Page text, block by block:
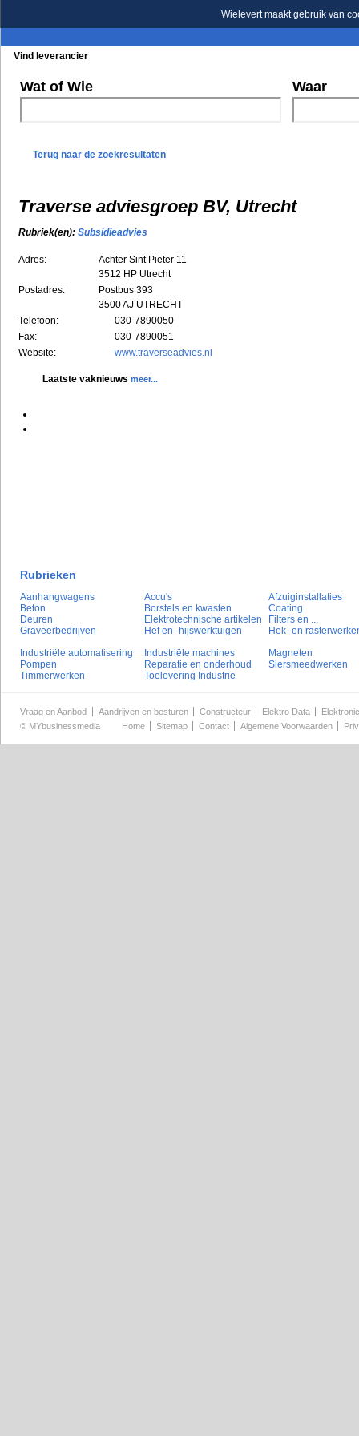
Wielevert maakt gebruik van
Vind leverancier
Wat of Wie Waar
Terug naar de zoekresultaten
Traverse adviesgroep BV, Utrecht
Rubriek(en): Subsidieadvies
Adres:
Achter Sint Pieter 11
3512 HP Utrecht
Postadres:
Postbus 393
3500 AJ UTRECHT
Telefoon:
030-7890050
Fax:
030-7890051
Website:
www.traverseadvies.nl
Laatste vaknieuws meer...
Rubrieken
Aanhangwagens Accu's
Afzuiginstallaties
Beton
Borstels en kwasten
Coating
Deuren
Elektrotechnische artikelen
Filters en ...
Graveerbedrijven
Hef en -hijswerktuigen
Hek- en
Industriële automatisering
Industriële machines
Magneten
Pompen
Reparatie en onderhoud
Siersmeedwerken
Timmerwerken
Toelevering Industrie
Vraag en Aanbod Aandrijven en besturen Constructeur Elektro Data
© MYbusinessmedia Home Sitemap Contact Algemene Voorwaarden